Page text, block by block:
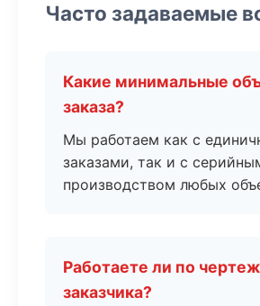
Часто задаваемые
Какие минимальные
заказа?
Мы работаем как с
заказами, так и с
производством любых
Работаете ли по
заказчика?